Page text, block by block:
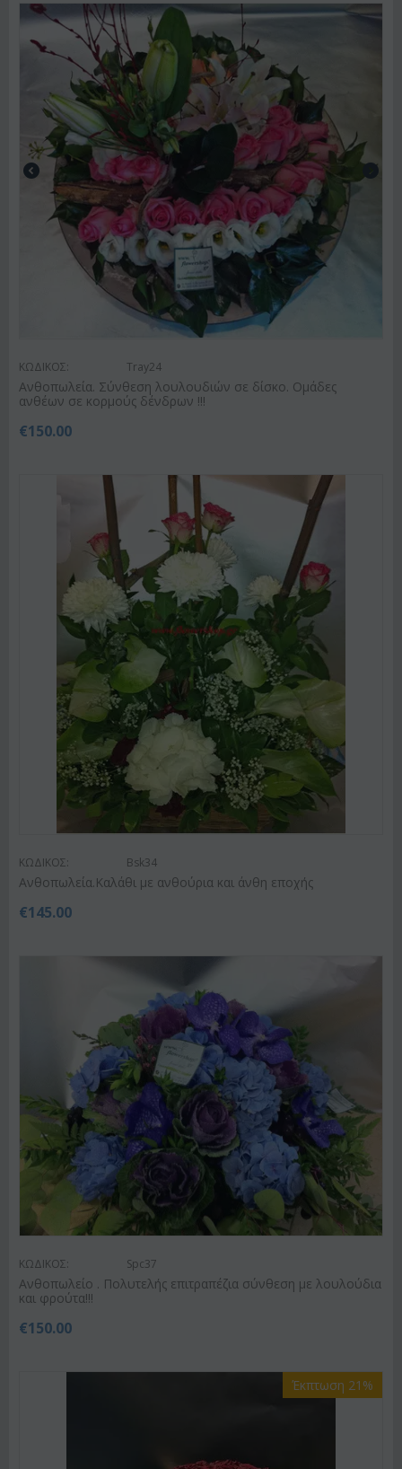
ΚΩΔΙΚΟΣ: Tray24
Ανθοπωλεία. Σύνθεση λουλουδιών σε δίσκο. Ομάδες
ανθέων σε κορμούς δένδρων !!!
€150.00
ΚΩΔΙΚΟΣ: Bsk34
Ανθοπωλεία.Καλάθι με ανθούρια και άνθη εποχής
€145.00
ΚΩΔΙΚΟΣ: Spc37
Ανθοπωλείο . Πολυτελής επιτραπέζια σύνθεση με λουλούδια
και φρούτα!!!
€150.00
Έκπτωση 21%